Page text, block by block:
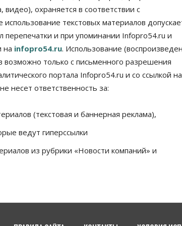
охраняется в соответствии с
текстовых материалов
перепечатки и при упоминании Infopro54.ru и
на infopro54.ru. Использование
возможно только с письменного разрешения
портала Infopro54.ru и со ссылкой на
несет ответственность за:
(текстовая и баннерная реклама),
ведут гиперссылки
из рубрики «Новости компаний» и